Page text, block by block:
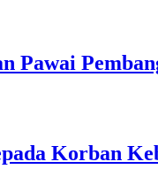
Pawai
Korban